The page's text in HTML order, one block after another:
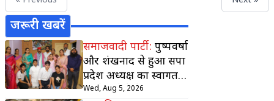
जरूरी खबरें
समाजवादी पार्टी : पुष्पवर्षा
और शंखनाद से हुआ सपा
प्रदेश अध्यक्ष का स्वागत,
कार्यकर्ताओं में दिखा
Wed, Aug 5, 2026